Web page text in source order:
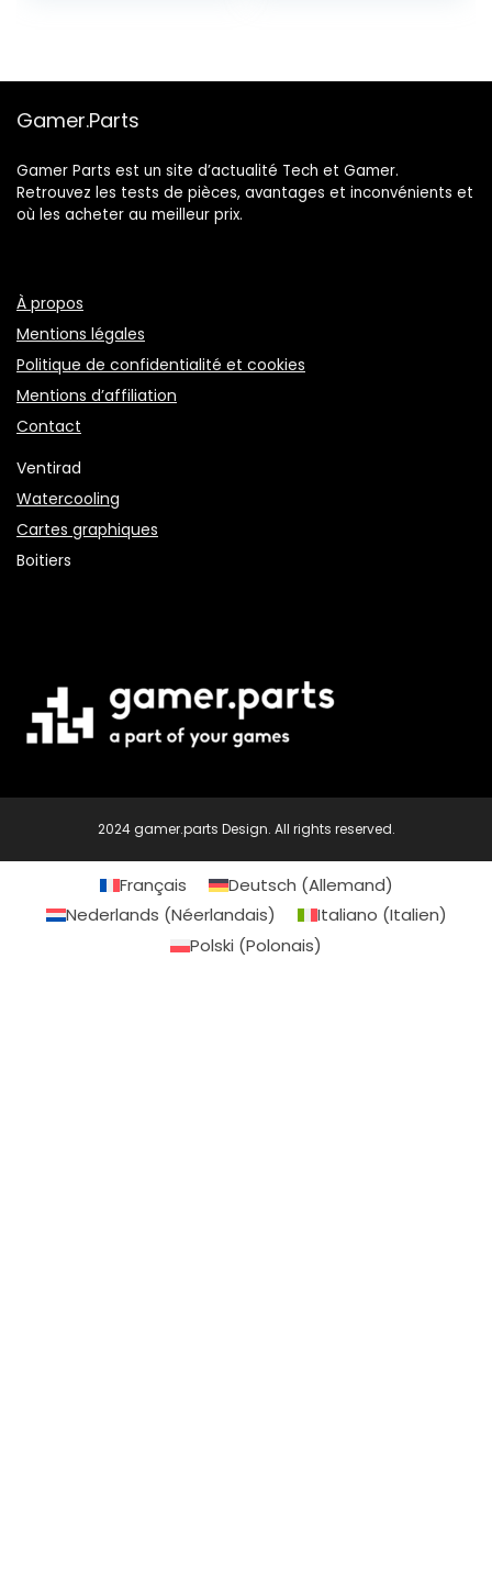
Gamer.Parts
Gamer Parts est un site d’actualité Tech et Gamer.
Retrouvez les tests de pièces, avantages et inconvénients et
où les acheter au meilleur prix.
À propos
Mentions légales
Politique de confidentialité et cookies
Mentions d’affiliation
Contact
Ventirad
Watercooling
Cartes graphiques
Boitiers
2024 gamer.parts Design. All rights reserved.
Français Deutsch (Allemand)
Nederlands (Néerlandais) Italiano (Italien)
Polski (Polonais)